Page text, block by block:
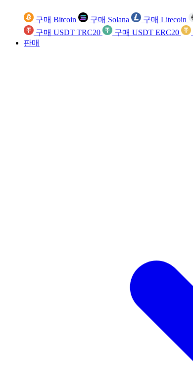
구매 Bitcoin 구매 Solana 구매 Litecoin
구매 USDT TRC20
구매 USDT ERC20
판매